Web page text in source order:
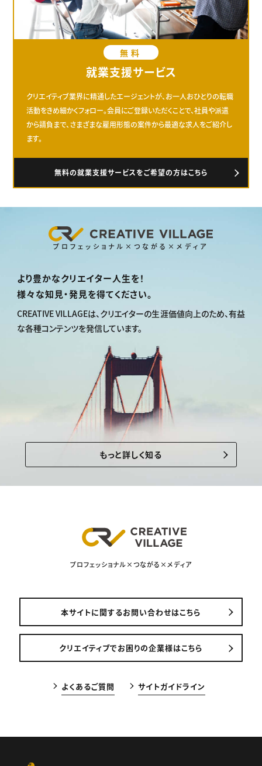
無料
就業支援サービス
クリエイティブ業界に精通したエージェントが、お一人おひとりの転職
活動をきめ細かくフォロー。会員にご登録いただくことで、社員や派遣
から請負まで、さまざまな雇用形態の案件から最適な求人をご紹介し
ます。
無料の就業支援サービスをご希望の方はこちら
プロフェッショナル×つながる×メディア
より豊かなクリエイター人生を！
様々な知見・発見を得てください。
CREATIVE VILLAGEは、 クリエイターの生涯価値向上のため、有益
な各種コンテンツを発信しています。
もっと詳しく知る
プロフェッショナル×つながる×メディア
本サイトに関するお問い合わせはこちら
クリエイティブでお困りの企業様はこちら
よくあるご質問 サイトガイドライン